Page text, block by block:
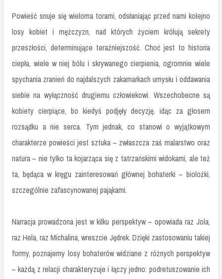
Powieść snuje się wieloma torami, odsłaniając przed nami kolejno
losy kobiet i mężczyzn, nad których życiem królują sekrety
przeszłości, determinujące teraźniejszość. Choć jest to historia
ciepła, wiele w niej bólu i skrywanego cierpienia, ogromnie wiele
spychania zranień do najdalszych zakamarkach umysłu i oddawania
siebie na wyłączność drugiemu człowiekowi. Wszechobecne są
kobiety cierpiące, bo kiedyś podjęły decyzję, idąc za głosem
rozsądku a nie serca. Tym jednak, co stanowi o wyjątkowym
charakterze powieści jest sztuka – zwłaszcza zaś malarstwo oraz
natura – nie tylko ta kojarząca się z tatrzańskimi widokami, ale też
ta, będąca w kręgu zainteresowań głównej bohaterki – biolożki,
szczególnie zafascynowanej pająkami.
Narracja prowadzona jest w kilku perspektyw – opowiada raz Jola,
raz Hela, raz Michalina, wreszcie Jędrek. Dzięki zastosowaniu takiej
formy, poznajemy losy bohaterów widziane z różnych perspektyw
– każdą z relacji charakteryzuje i łączy jedno: podretuszowanie ich